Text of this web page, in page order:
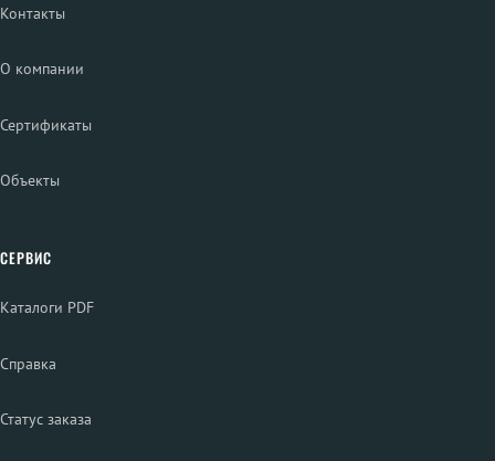
Контакты
О компании
Сертификаты
Объекты
СЕРВИС
Каталоги PDF
Справка
Статус заказа